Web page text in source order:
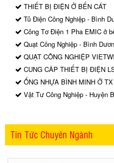
THIẾT BỊ ĐIỆN Ở BẾN CÁT
Tủ Điện Công Nghiệp - Bình
Công Tơ Điện 1 Pha EMIC ở
Quạt Công Nghiệp - Bình
QUẠT CÔNG NGHIỆP
CUNG CÂP THIẾT BỊ ĐIỆN
ỐNG NHỰA BÌNH MINH Ở
Vật Tư Công Nghiệp - Huyện
Tin Tức Chuyên Ngành